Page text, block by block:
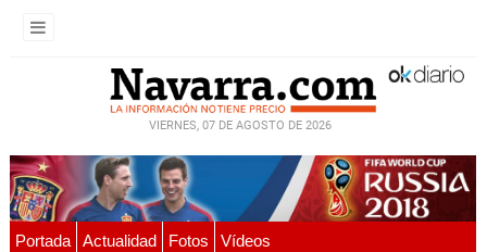
VIERNES, 07 DE AGOSTO DE 2026
Portada Actualidad Fotos Vídeos